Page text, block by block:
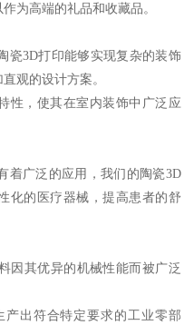
为高端的礼品和收藏品。
瓷3D打印能够实现复杂的装饰
观的设计方案。
性，使其在室内装饰中广泛应
着广泛的应用，我们的陶瓷3D
化的医疗器械，提高患者的舒
因其优异的机械性能而被广泛
出符合特定要求的工业零部